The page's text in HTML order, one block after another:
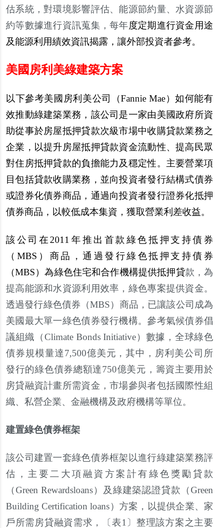
估系統，對環境影響評估、能源節約量、水資源節
約等數據進行資訊蒐集，每年度定期進行資金用途
及能源利用績效資訊揭露，讓外部投資者參考。
美國房利美綠建築方案
以下參考美國房利美公司（Fannie Mae）如何能有
效推動綠建築業務，該公司是一家由美國政府所資
助從事於房屋抵押貸款次級市場中收購貸款業務之
企業，以提升房屋抵押貸款資金流動性、提高民眾
對住房抵押貸款的負擔能力及穩定性。主要營業項
目包括貸款收購業務，並向投資者發行結構式債券
或證券化債券商品，通過向投資者發行證券化抵押
債券商品，以較低成本集資，獲取營業利差收益。
該公司在2011年推出首款綠色抵押支持債券
（MBS）商品，通過發行綠色抵押支持債券
（MBS）為綠色住宅和合作機構提供抵押貸款，為
提高能源和水資源利用效率，綠色專案提供資金。
透過發行綠色債券（MBS）商品，已讓該公司成為
美國最大單一綠色債券發行機構。參考氣候債券倡
議組織（Climate Bonds Initiative）數據，全球綠色
債券規模量達7,500億美元，其中，房利美公司所
發行的綠色債券總額達750億美元，籌資主要用於
房貸融資計畫所需資金，市場參與者包括國際性組
織、私營企業、金融機構及政府機構等單位。
建置綠色債券框架
該公司建置一套綠色債券框架以進行綠建築業務評
估，主要二大項融資方案計有綠色獎勵貸款
（Green Rewardsloans）及綠建築認證貸款（Green
Building Certification loans）方案，以提供企業、家
戶所需房貸融資需求，〔表1〕整理該方案之主要